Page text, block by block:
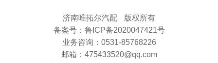
济南唯拓尔汽配
版权所有
备案号：鲁ICP备2020047421号
业务咨询：0531-85768226
邮箱：475433520@qq.com